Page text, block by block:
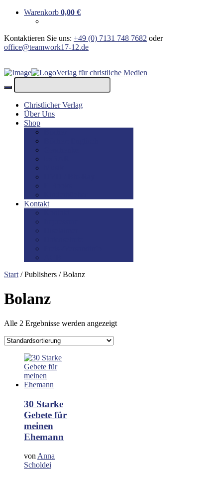
Warenkorb 0,00 €
Kontaktieren Sie uns: +49 (0) 7131 748 7682 oder
office@teamwork17-12.de
Verlag für christliche Medien
Christlicher Verlag
Über Uns
Shop
Kontakt
Start / Publishers / Bolanz
Bolanz
Alle 2 Ergebnisse werden angezeigt
30 Starke
Gebete für
meinen
Ehemann
von Anna
Scholdei